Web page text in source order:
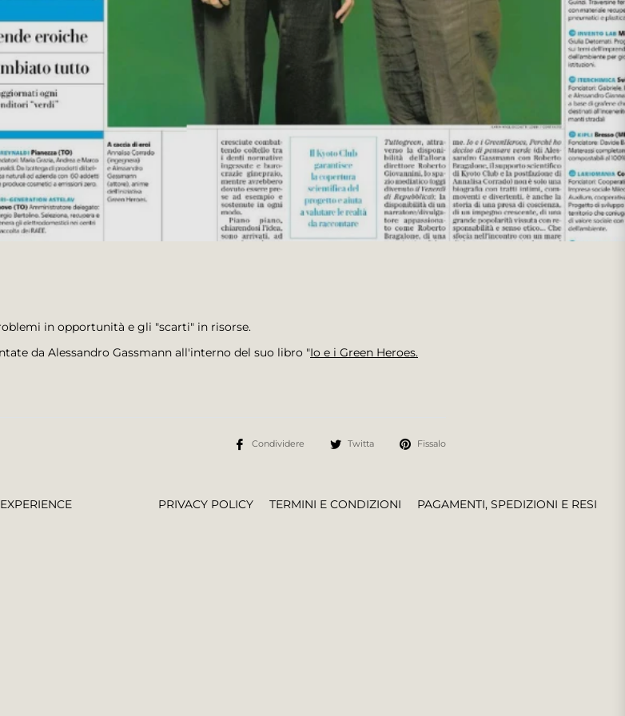
in opportunità e gli "scarti" in risorse.
da Alessandro Gassmann all'interno del suo libro "Io e i Green Heroes.
Condividere Twitta Fissalo
PAGAMENTI, SPEDIZIONI E RESI
TERMINI E CONDIZIONI
PRIVACY POLICY